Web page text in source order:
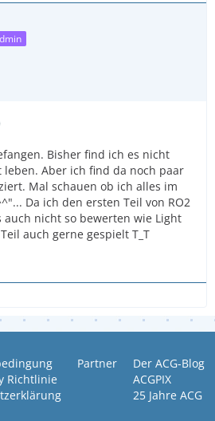
Bisher find ich es nicht
Aber ich find da noch paar
Mal schauen ob ich alles im
Da ich den ersten Teil von RO2
auch nicht so bewerten wie Light
auch gerne gespielt T_T
Richtlinie
Partner
Der ACG-Blog
ACGPIX
25 Jahre ACG